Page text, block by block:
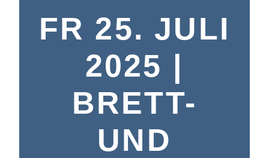
FR 25. JULI
2025 |
BRETT-
UND